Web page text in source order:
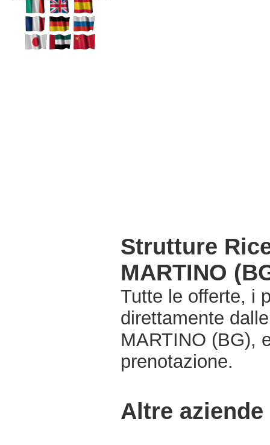
Strutture
MARTINO
Tutte le offerte, i
direttamente
MARTINO (BG),
prenotazione.
Altre